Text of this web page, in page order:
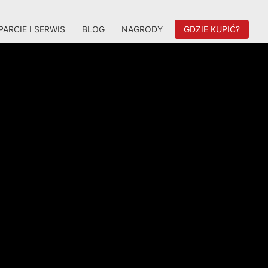
I SERWIS BLOG NAGRODY GDZIE KUPIĆ?